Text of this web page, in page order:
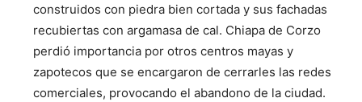
construidos con piedra bien cortada y sus fachadas
recubiertas con argamasa de cal. Chiapa de Corzo
perdió importancia por otros centros mayas y
zapotecos que se encargaron de cerrarles las redes
comerciales, provocando el abandono de la ciudad.